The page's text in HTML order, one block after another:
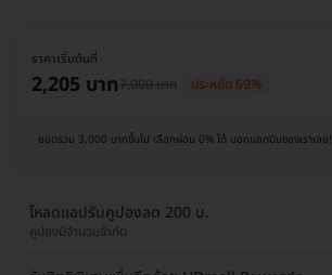
ราคาเริ่มต้นที่
2,205 บาท7,000 บาท ประหยัด 69%
ยอดรวม 3,000 บาทขึ้นไป เลือกผ่อน 0% ได้ บอกแอดมินของเราเลย!
โหลดแอปรับคูปองลด 200 บ.
คูปองมีจำนวนจำกัด